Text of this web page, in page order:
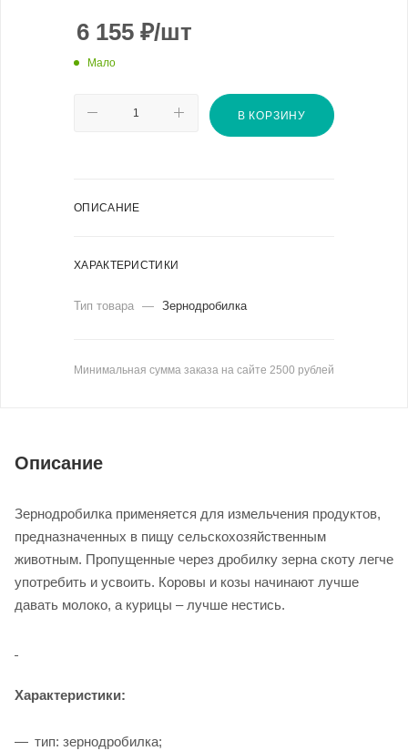
6 155 ₽/шт
Мало
В КОРЗИНУ
ОПИСАНИЕ
ХАРАКТЕРИСТИКИ
Тип товара — Зернодробилка
Минимальная сумма заказа на сайте 2500 рублей
Описание
Зернодробилка применяется для измельчения продуктов,
предназначенных в пищу сельскохозяйственным
животным. Пропущенные через дробилку зерна скоту легче
употребить и усвоить. Коровы и козы начинают лучше
давать молоко, а курицы – лучше нестись.
Характеристики:
тип: зернодробилка;